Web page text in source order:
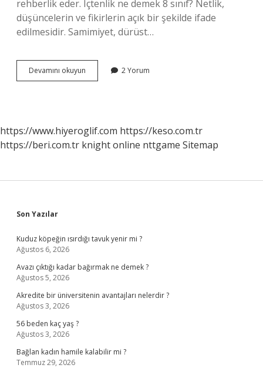
rehberlik eder. Içtenlik ne demek 8 sınıf? Netlik,
düşüncelerin ve fikirlerin açık bir şekilde ifade
edilmesidir. Samimiyet, dürüst…
Devamını okuyun
Kelimesinin
2 Yorum
https://www.hiyeroglif.com https://keso.com.tr
https://beri.com.tr knight online nttgame Sitemap
Sidebar
Son Yazılar
Kuduz köpeğin ısırdığı tavuk yenir mi ?
Ağustos 6, 2026
Avazı çıktığı kadar bağırmak ne demek ?
Ağustos 5, 2026
Akredite bir üniversitenin avantajları nelerdir ?
Ağustos 3, 2026
56 beden kaç yaş ?
Ağustos 3, 2026
Bağlan kadın hamile kalabilir mi ?
Temmuz 29, 2026